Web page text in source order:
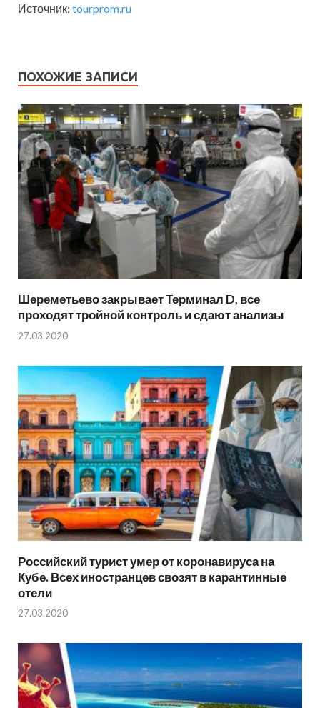
Источник: tourprom.ru
ПОХОЖИЕ ЗАПИСИ
Шереметьево закрывает Терминал D, все
проходят тройной контроль и сдают анализы
27.03.2020
Российский турист умер от коронавируса на
Кубе. Всех иностранцев свозят в карантинные
отели
27.03.2020